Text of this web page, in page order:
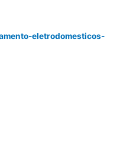
eletrodomesticos-